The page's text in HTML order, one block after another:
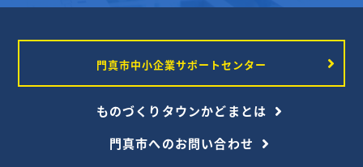
門真市中小企業サポートセンター
ものづくりタウンかどまとは
門真市へのお問い合わせ